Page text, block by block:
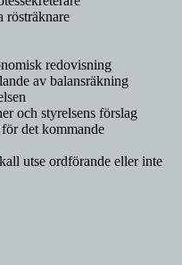
rösträknare
redovisning
av balansräkning
och styrelsens förslag
det kommande
utse ordförande eller inte